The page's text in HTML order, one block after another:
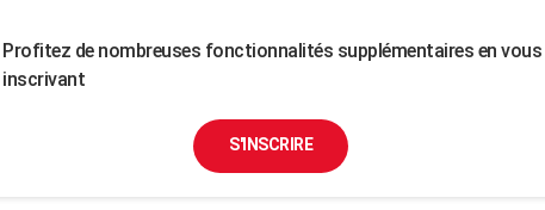
Profitez de nombreuses fonctionnalités supplémentaires en vous
inscrivant
S'INSCRIRE